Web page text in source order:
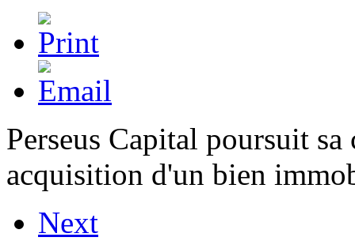
Perseus Capital poursuit
acquisition d'un bien
Next